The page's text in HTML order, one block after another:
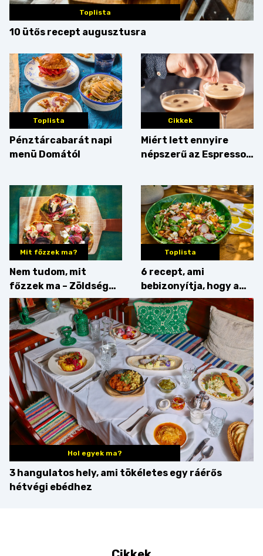
Toplista
10 ütős recept augusztusra
Toplista
Pénztárcabarát napi
menü Domától
Cikkek
Miért lett ennyire
népszerű az Espresso
érdemes enni mellé?
Mit főzzek ma?
Nem tudom, mit
főzzek ma – Zöldség
minden mennyiségben
Toplista
6 recept, ami
bebizonyítja, hogy a
barack húsok mellé is
zseniális
Hol egyek ma?
3 hangulatos hely, ami tökéletes egy ráérős
hétvégi ebédhez